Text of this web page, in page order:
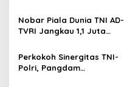
g
a
t
i
Barat Daya
Nobar Piala Dunia TNI AD-
TVRI Jangkau 1,1 Juta
Terdongkrak
Perkokoh Sinergitas TNI-
Polri, Pangdam